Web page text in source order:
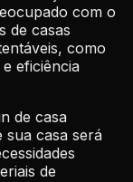
com o
de casas
como
eficiência
de casa
sua casa será
de